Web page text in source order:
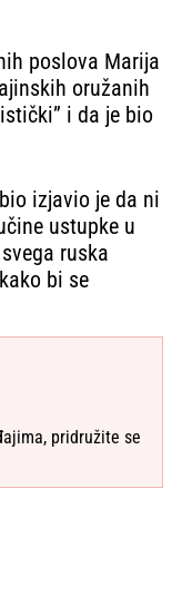
poslova Marija
oružanih
i da je bio
izjavio je da ni
ustupke u
ruska
bi se
pridružite se